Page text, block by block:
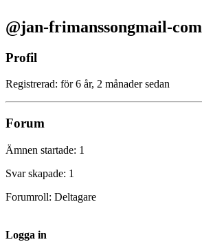
@jan-frimanssongmail-com
Profil
Registrerad: för 6 år, 2 månader sedan
Forum
Ämnen startade: 1
Svar skapade: 1
Forumroll: Deltagare
Logga in